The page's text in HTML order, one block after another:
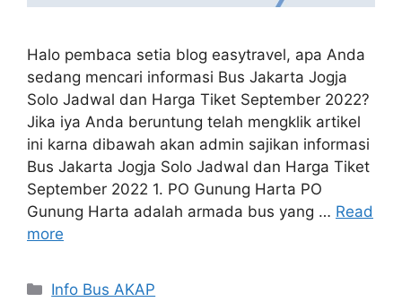
Halo pembaca setia blog easytravel, apa Anda
sedang mencari informasi Bus Jakarta Jogja
Solo Jadwal dan Harga Tiket September 2022?
Jika iya Anda beruntung telah mengklik artikel
ini karna dibawah akan admin sajikan informasi
Bus Jakarta Jogja Solo Jadwal dan Harga Tiket
September 2022 1. PO Gunung Harta PO
Gunung Harta adalah armada bus yang … Read
more
Categories
Info Bus AKAP